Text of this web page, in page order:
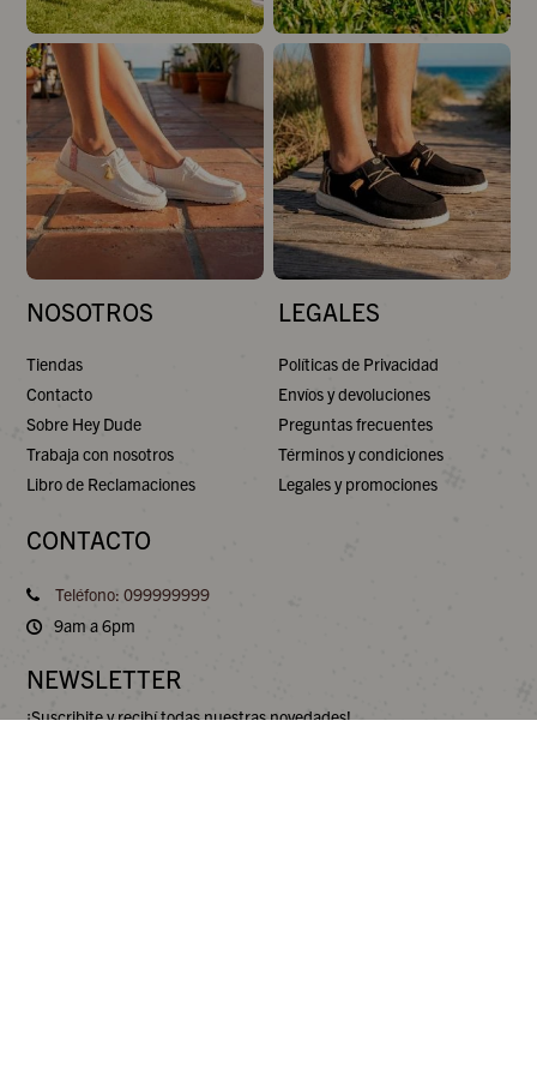
NOSOTROS
Tiendas
Contacto
Sobre Hey Dude
Trabaja con nosotros
Libro de Reclamaciones
LEGALES
Políticas de Privacidad
Envíos y devoluciones
Preguntas frecuentes
Términos y condiciones
Legales y promociones
CONTACTO
Teléfono: 099999999
9am a 6pm
NEWSLETTER
¡Suscribite y recibí todas nuestras novedades!